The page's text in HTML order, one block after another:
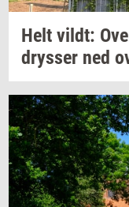
Helt vildt:
drys­ser ned